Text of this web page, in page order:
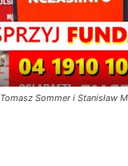
Tomasz Sommer i Stanisław